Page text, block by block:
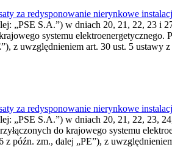
za redysponowanie nierynkowe
„PSE S.A.”) w dniach 20, 21, 22, 23 i
systemu
z uwzględnieniem art. 30 ust. 5 ustawy
za redysponowanie nierynkowe
„PSE S.A.”) w dniach 20, 21, 22, 23,
do krajowego systemu
późn. zm., dalej „PE”), z